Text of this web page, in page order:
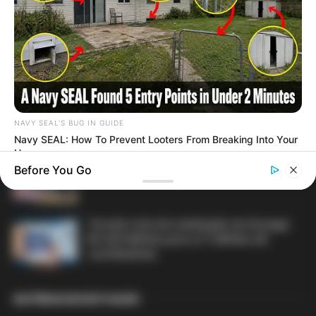
DIVERSAS
MATÉRIAS EM DESTAQUE NOS ÚLTIMOS 30 DIAS
Prefeitura realiza a maior entrega de
motocicletas aos Agentes de Saúde da
história...
falsificar visitas que nunca aconteceram.
NAVY SEAL'S BUG IN GUIDE
Navy SEAL: How To Prevent Looters From Breaking Into Your
Home
Before You Go